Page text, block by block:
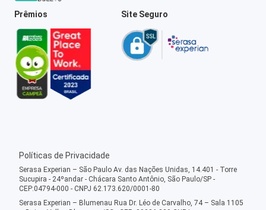
Prêmios Site Seguro
Políticas de Privacidade
Serasa Experian – São Paulo Av. das Nações Unidas, 14.401 - Torre
Sucupira - 24ºandar - Chácara Santo Antônio, São Paulo/SP -
CEP:04794-000 - CNPJ 62.173.620/0001-80
Serasa Experian – Blumenau Rua Dr. Léo de Carvalho, 74 – Sala 1105